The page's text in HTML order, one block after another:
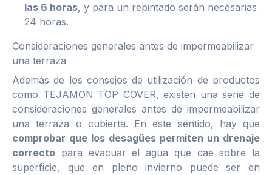
las 6 horas, y para un repintado serán necesarias
24 horas.
Consideraciones generales antes de impermeabilizar
una terraza
Además de los consejos de utilización de productos
como TEJAMON TOP COVER, existen una serie de
consideraciones generales antes de impermeabilizar
una terraza o cubierta. En este sentido, hay que
comprobar que los desagües permiten un drenaje
correcto para evacuar el agua que cae sobre la
superficie, que en pleno invierno puede ser en